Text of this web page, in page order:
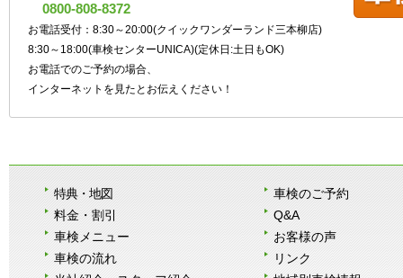
0800-808-8372
お電話受付：8:30～20:00(クイックワンダーランド三本柳店)
8:30～18:00(車検センターUNICA)(定休日:土日もOK)
お電話でのご予約の場合、
インターネットを見たとお伝えください！
特典・地図
料金・割引
車検メニュー
車検の流れ
車検のご予約
Q&A
お客様の声
リンク